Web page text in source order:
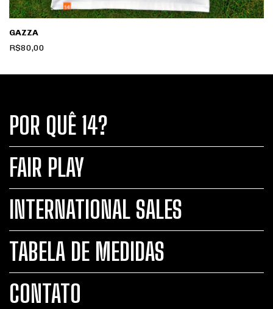
GAZZA
R$80,00
POR QUÊ 14?
FAIR PLAY
INTERNATIONAL SALES
TABELA DE MEDIDAS
CONTATO